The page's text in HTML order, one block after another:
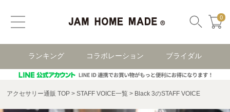
0
ランキング コラボレーション ブライダル
アクセサリー通販 TOP STAFF VOICE一覧 Black 3のSTAFF VOICE